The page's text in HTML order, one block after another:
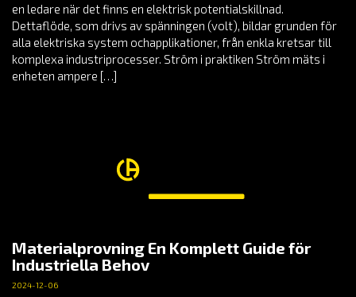
en ledare när det finns en elektrisk potentialskillnad.
Dettaflöde, som drivs av spänningen (volt), bildar grunden för
alla elektriska system ochapplikationer, från enkla kretsar till
komplexa industriprocesser. Ström i praktiken Ström mäts i
enheten ampere […]
Materialprovning En Komplett Guide för
Industriella Behov
2024-12-06